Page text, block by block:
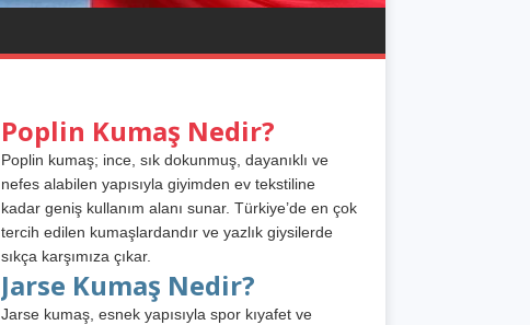
Poplin Kumaş Nedir?
Poplin kumaş; ince, sık dokunmuş, dayanıklı ve
nefes alabilen yapısıyla giyimden ev tekstiline
kadar geniş kullanım alanı sunar. Türkiye’de en çok
tercih edilen kumaşlardandır ve yazlık giysilerde
sıkça karşımıza çıkar.
Jarse Kumaş Nedir?
Jarse kumaş, esnek yapısıyla spor kıyafet ve